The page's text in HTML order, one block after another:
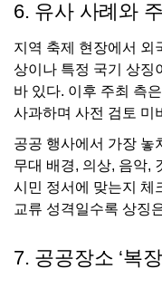
6. 유사 사례와
지역 축제 현장에서 외
상이나 특정 국기 상징
바 있다. 이후 주최 측
사과하며 사전 검토 미
공공 행사에서 가장 놓
무대 배경, 의상, 음악,
시민 정서에 맞는지 체
교류 성격일수록 상징
7. 공공장소 ‘복